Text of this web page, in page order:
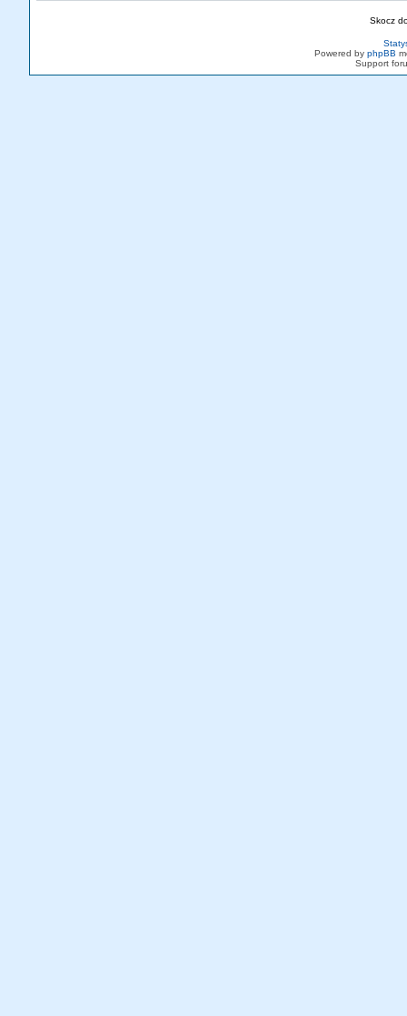
Skocz
Powered by phpBB
Support